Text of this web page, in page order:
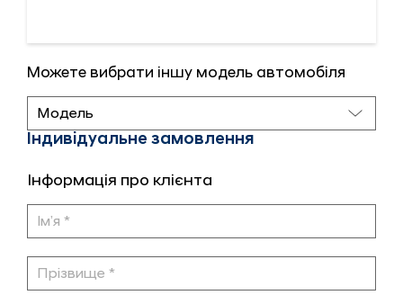
Індивідуальне замовлення
Інформація про клієнта
Можете вибрати іншу модель автомобіля